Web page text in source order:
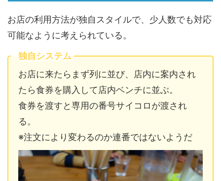
お店の利用方法が独自スタイルで、少人数でも対応
可能なように考えられている。
独自システム
お店に来たらまず列に並び、店内に案内され
たら食券を購入して店内ベンチに並ぶ。
食券を渡すと専用の番号サイコロが渡され
る。
※注文により変わるのか連番ではないようだ